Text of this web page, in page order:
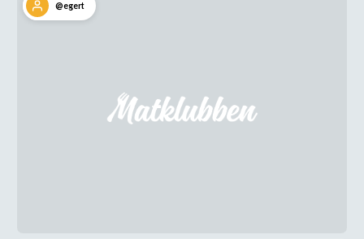
@egert